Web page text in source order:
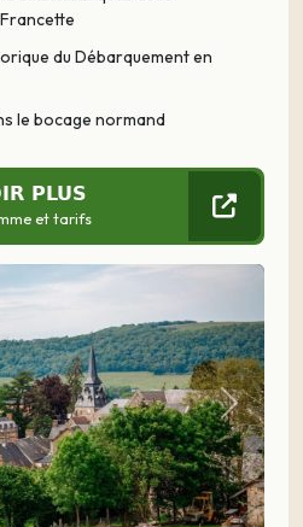
du Débarquement en
le bocage normand
PLUS
et tarifs
Suivant